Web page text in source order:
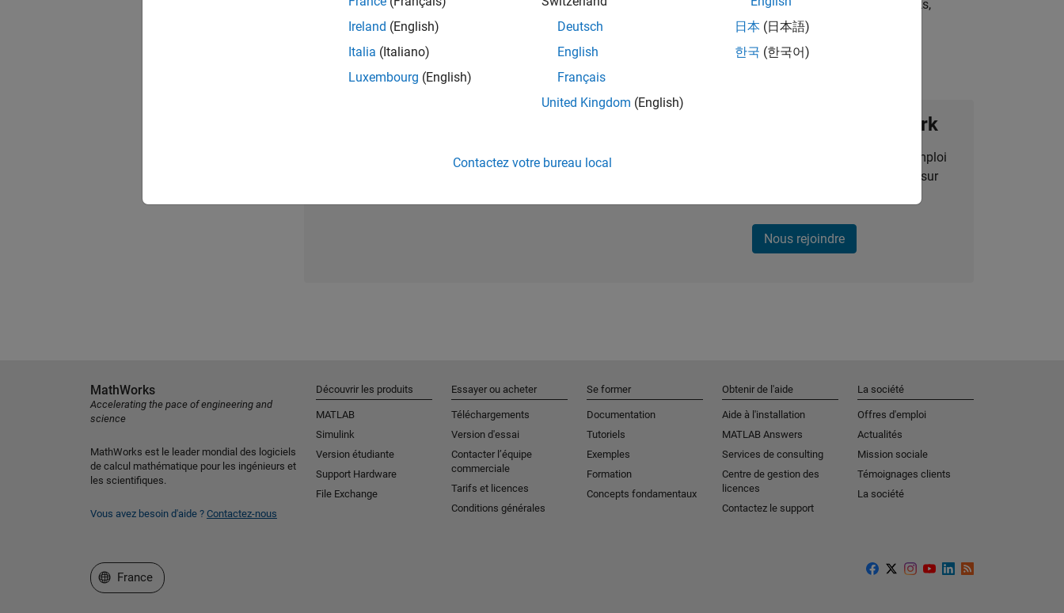
Leverage your C/C++ development skills to design and develop test strategies, scalable test frameworks,
automated test suites, Hands-on testing for Polyspace.
Rejoignez notre Talent Network
Recevez des alertes pour des opportunités d'emploi
personnalisées, des articles et des actualités sur
Nous rejoindre
Ireland (English)
Italia (Italiano)
Luxembourg (English)
Deutsch
English
Français
United Kingdom (English)
日本 (日本語)
한국 (한국어)
Contactez votre bureau local
MathWorks
Accelerating the pace of engineering and
science
MathWorks est le leader mondial des logiciels
de calcul mathématique pour les ingénieurs et
les scientifiques.
Vous avez besoin d'aide ? Contactez-nous
Découvrir les produits
MATLAB
Simulink
Version étudiante
Support Hardware
File Exchange
Essayer ou acheter
Téléchargements
Version d'essai
Contacter l’équipe
commerciale
Tarifs et licences
Conditions générales
Se former
Documentation
Tutoriels
Exemples
Formation
Concepts fondamentaux
Obtenir de l'aide
Aide à l'installation
MATLAB Answers
Services de consulting
Centre de gestion des
licences
Contactez le support
La société
Offres d'emploi
Actualités
Mission sociale
Témoignages clients
La société
Sélectionner un site web
France